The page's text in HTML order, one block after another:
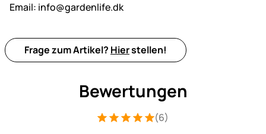
Email: info@gardenlife.dk
Frage zum Artikel? Hierstellen!
Bewertungen
Bewertung: 5 von 5 (6 Bewertungen)
6 Bewertungen
(6)